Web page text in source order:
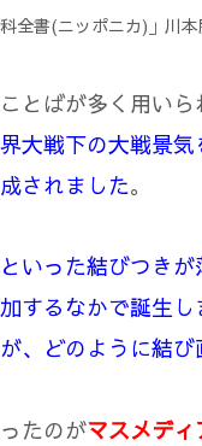
全書(ニッポニカ)」川
とばが多く用い
大戦下の大戦景
されました。
いった結びつき
するなかで誕生
、どのように結び
たのがマスメディ